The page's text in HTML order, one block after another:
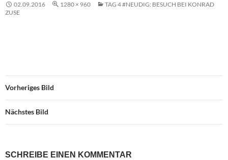
02.09.2016 1280 × 960
TAG 4 #NEUDIG: BESUCH BEI KONRAD
ZUSE
Vorheriges Bild
Nächstes Bild
SCHREIBE EINEN KOMMENTAR